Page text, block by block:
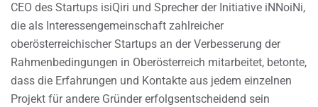
CEO des Startups isiQiri und Sprecher der Initiative iNNoiNi,
die als Interessengemeinschaft zahlreicher
oberösterreichischer Startups an der Verbesserung der
Rahmenbedingungen in Oberösterreich mitarbeitet, betonte,
dass die Erfahrungen und Kontakte aus jedem einzelnen
Projekt für andere Gründer erfolgsentscheidend sein